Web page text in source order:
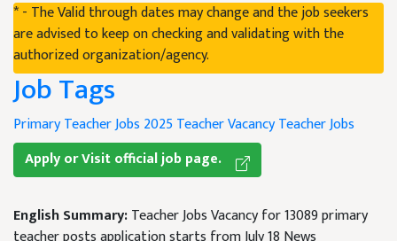
* - The Valid through dates may change and the job seekers
are advised to keep on checking and validating with the
authorized organization/agency.
Job Tags
Primary Teacher Jobs 2025Teacher VacancyTeacher Jobs
Apply or Visit official job page.
English Summary:Teacher Jobs Vacancy for 13089 primary